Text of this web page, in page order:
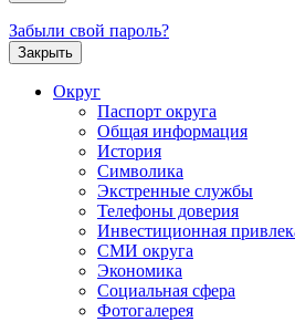
Забыли свой пароль?
Закрыть
Округ
Паспорт округа
Общая информация
История
Символика
Экстренные службы
Телефоны доверия
Инвестиционная
СМИ округа
Экономика
Социальная сфера
Фотогалерея